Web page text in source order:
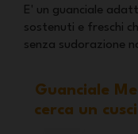
E' un guanciale
sostenuti e freschi
senza sudorazione
Guanciale
cerca un